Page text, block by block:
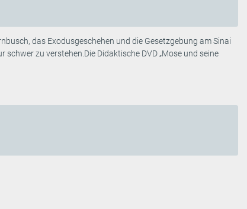
das Exodusgeschehen und die Gesetzgebung am Sinai
zu verstehen.Die Didaktische DVD „Mose und seine